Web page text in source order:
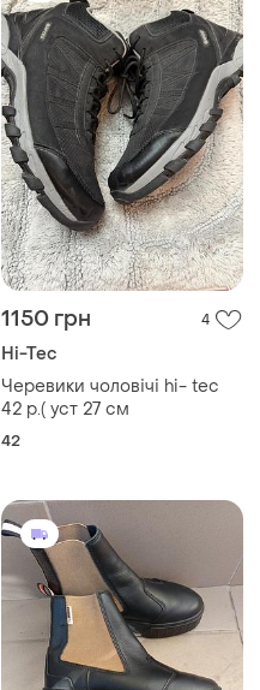
1150 грн 4
Hi-Tec
Черевики чоловічі hi- tec
42 р.( уст 27 см
42